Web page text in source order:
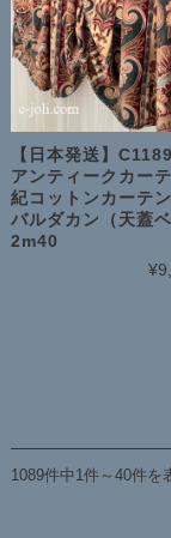
【日本発送】
アンティークカー
紀コットンカーテ
バルダカン（天蓋ベ
2m40
1089件中1件～40件を